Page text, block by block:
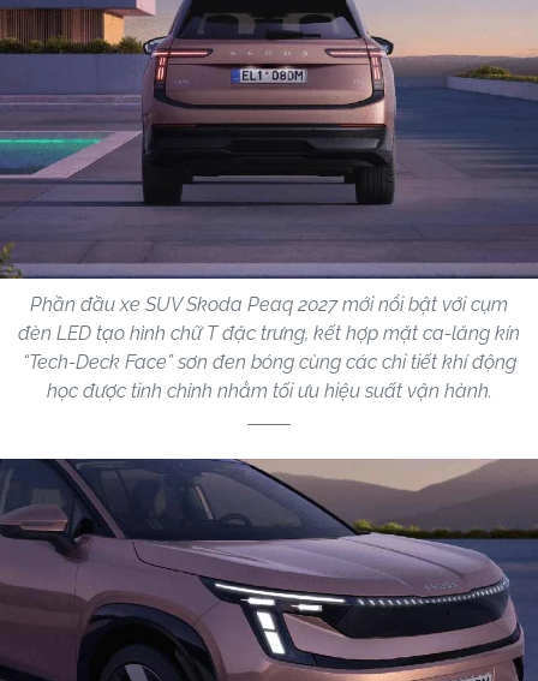
Phần đầu xe SUV Skoda Peaq 2027 mới nổi bật với cụm
đèn LED tạo hình chữ T đặc trưng, kết hợp mặt ca-lăng kín
“Tech-Deck Face” sơn đen bóng cùng các chi tiết khí động
học được tinh chỉnh nhằm tối ưu hiệu suất vận hành.